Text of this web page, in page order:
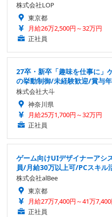
株式会社LOP
東京都
月給26万2,500円～32万円
正社員
27卒・新卒「趣味を仕事に」
の挙動制御/未経験歓迎/賞与
株式会社大斗
神奈川県
月給25万1,700円～32万円
正社員
ゲーム向けUIデザイナーアシ
員/月給30万以上可/PCスキル
株式会社alBee
東京都
月給27万7,400円～41万
正社員